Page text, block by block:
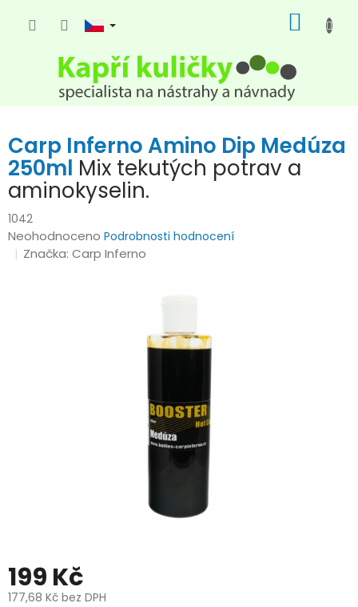
KOŠÍK
Carp Inferno Amino Dip Medúza
250ml Mix tekutých potrav a
aminokyselin.
1042
Průměrné
hodnocení
Neohodnoceno Podrobnosti hodnocení
Značka:Carp Inferno
199 Kč
177,68 Kč bez DPH